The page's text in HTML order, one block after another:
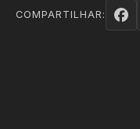
COMPARTILHAR: